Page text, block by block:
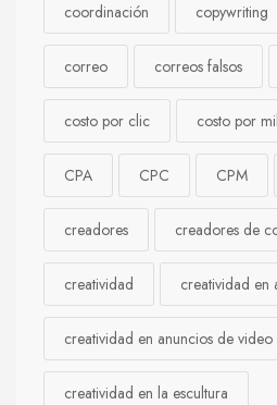
coordinación copywriting
correo correos falsos
costo por clic costo por
CPA CPC CPM
creadores creadores de
creatividad creatividad en
creatividad en anuncios de video
creatividad en la escultura